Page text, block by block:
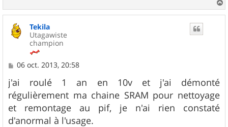
a
Tekila
Utagawiste
champion
M
s
s
a
g
e
06 oct. 2013, 20:58
j'ai roulé 1 an en 10v et j'ai démonté
régulièrement ma chaine SRAM pour nettoyage
et remontage au pif, je n'ai rien constaté
d'anormal à l'usage.